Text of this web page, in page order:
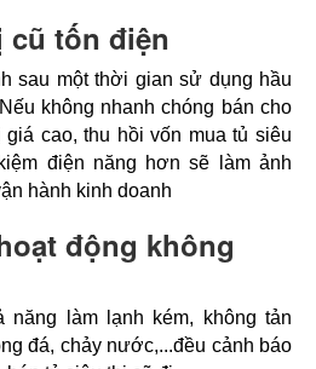
cũ tốn điện
sau một thời gian sử dụng hầu
không nhanh chóng bán cho
giá cao, thu hồi vốn mua tủ siêu
điện năng hơn sẽ làm ảnh
hành kinh doanh
động không
làm lạnh kém, không tản
đá, chảy nước,...đều cảnh báo